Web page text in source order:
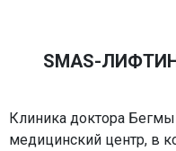
SMAS-
Клиника доктора
медицинский центр, в